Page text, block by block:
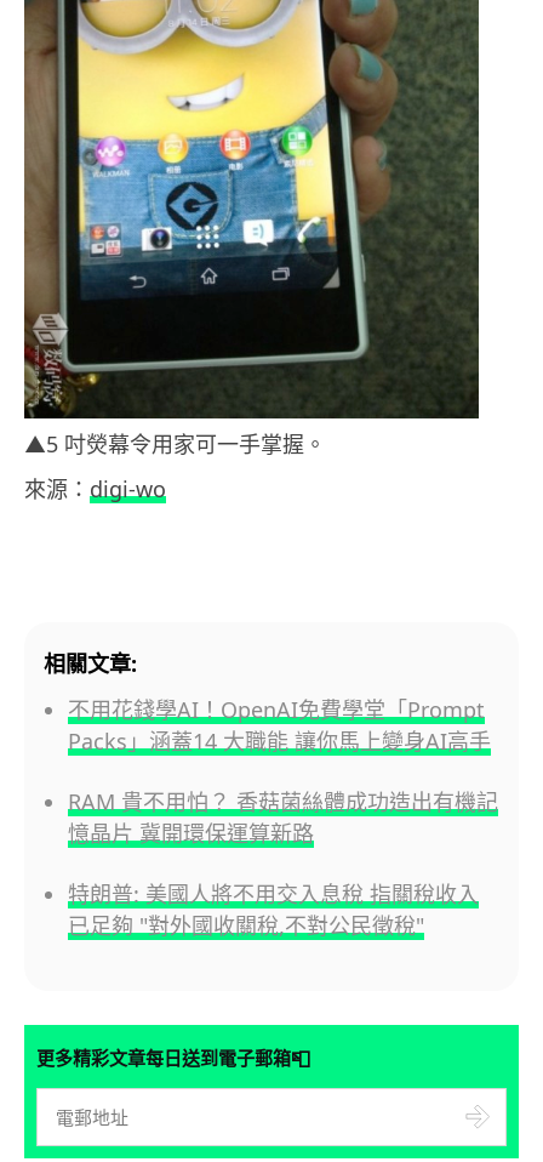
▲5 吋熒幕令用家可一手掌握。
來源： digi-wo
相關文章:
不用花錢學AI！OpenAI免費學堂「Prompt
Packs」涵蓋14 大職能 讓你馬上變身AI高手
RAM 貴不用怕？ 香菇菌絲體成功造出有機記
憶晶片 冀開環保運算新路
特朗普: 美國人將不用交入息稅 指關稅收入
已足夠 "對外國收關稅,不對公民徵稅"
更多精彩文章每日送到電子郵箱📮